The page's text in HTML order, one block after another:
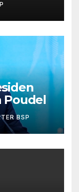
Poudel
BSP